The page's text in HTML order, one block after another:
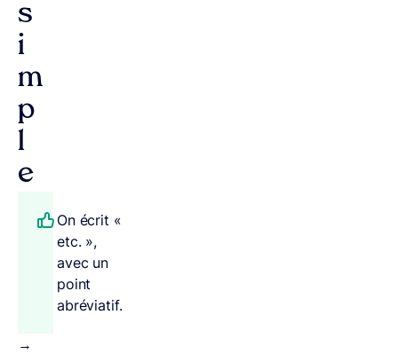
s
i
m
p
l
e
On écrit «
etc. »,
avec un
point
abréviatif.
→